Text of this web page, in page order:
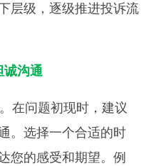
层级，逐级推进投诉流
诚沟通
在问题初现时，建议
。选择一个合适的时
您的感受和期望。例